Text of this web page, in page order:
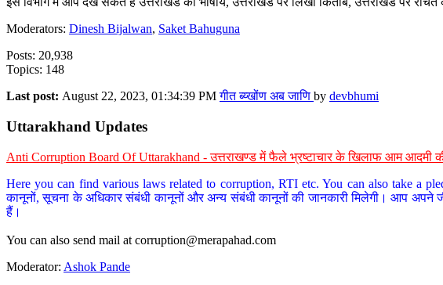
Moderators: Dinesh Bijalwan, Saket Bahuguna
Posts: 20,938
Topics: 148
Last post: August 22, 2023, 01:34:39 PMगीत ब्य्खोंण अब जाणि by devbhumi
Uttarakhand Updates
Anti Corruption Board Of Uttarakhand - उत्तराखण्ड में फैले भ्रष्टाचार के खिलाफ आम आदमी
Here you can find various laws related to corruption, RTI etc. You can also take a
कानूनों, सूचना के अधिकार संबंधी कानूनों और अन्य संबंधी कानूनों की जानकारी मिलेगी। आप अपने
हैं।
You can also send mail at corruption@merapahad.com
Moderator: Ashok Pande